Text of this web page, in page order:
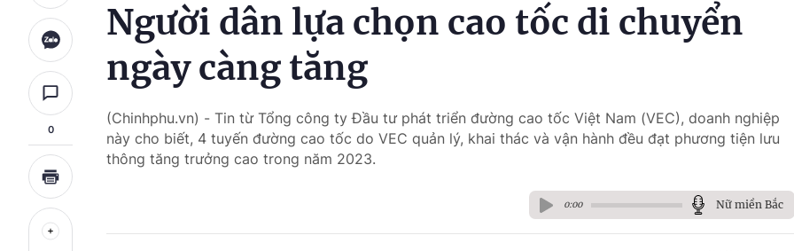
0
Người dân lựa chọn cao tốc di chuyển
ngày càng tăng
(Chinhphu.vn) - Tin từ Tổng công ty Đầu tư phát triển đường cao tốc Việt Nam (VEC), doanh nghiệp
này cho biết, 4 tuyến đường cao tốc do VEC quản lý, khai thác và vận hành đều đạt phương tiện lưu
thông tăng trưởng cao trong năm 2023.
0:00 Nữ miền Bắc